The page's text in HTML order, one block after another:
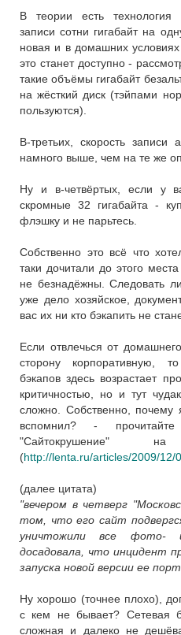
В теории есть технология
записи сотни гигабайт на
новая и в домашних
это станет доступно -
такие объёмы гигабайт
на жёсткий диск (тэйпами
пользуются).
В-третьих, скорость
намного выше, чем на те же
Ну и в-четвёртых, если у
скромные 32 гигабайта -
флэшку и не парьтесь.
Собственно это всё что
таки дочитали до этого
не безнадёжны. Следовать
уже дело хозяйское,
вас их ни кто бэкапить не
Если отвлечься от
сторону корпоративную,
бэкапов здесь возрастает
критичностью, но и тут
сложно. Собственно, почему
вспомнил? - прочитайте
"Сайтокрушение"
(http://lenta.ru/articles/2009/12/
(далее цитата)
"вечером в четверг
том, что его сайт
уничтожили все фото-
досадовала, что инцидент
запуска новой версии ее
Ну хорошо (точнее плохо),
с кем не бывает? Сетевая
сложная и далеко не